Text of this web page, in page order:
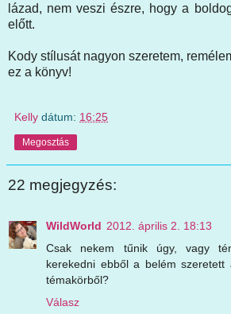
lázad, nem veszi észre, hogy a
előtt.
Kody stílusát nagyon szeretem,
ez a könyv!
Kelly dátum: 16:25
Megosztás
22 megjegyzés:
WildWorld 2012. április 2. 18:13
Csak nekem tűnik úgy, vagy
kerekedni ebből a belém szeretett
témakörből?
Válasz